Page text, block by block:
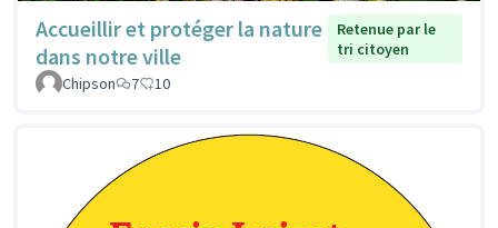
Accueillir et protéger la nature
dans notre ville
Retenue par le
tri citoyen
Chipson
7 10